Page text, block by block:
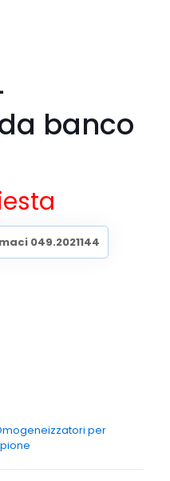
banco
049.2021144
per